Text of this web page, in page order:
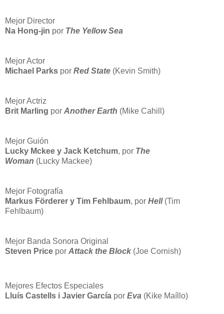
Mejor Director
Na Hong-jin por The Yellow Sea
Mejor Actor
Michael Parks por Red State (Kevin Smith)
Mejor Actriz
Brit Marling por Another Earth (Mike Cahill)
Mejor Guión
Lucky Mckee y Jack Ketchum, por The
Woman (Lucky Mackee)
Mejor Fotografía
Markus Förderer y Tim Fehlbaum, por Hell (Tim
Fehlbaum)
Mejor Banda Sonora Original
Steven Price por Attack the Block (Joe Cornish)
Mejores Efectos Especiales
Lluís Castells i Javier García por Eva (Kike Maíllo)